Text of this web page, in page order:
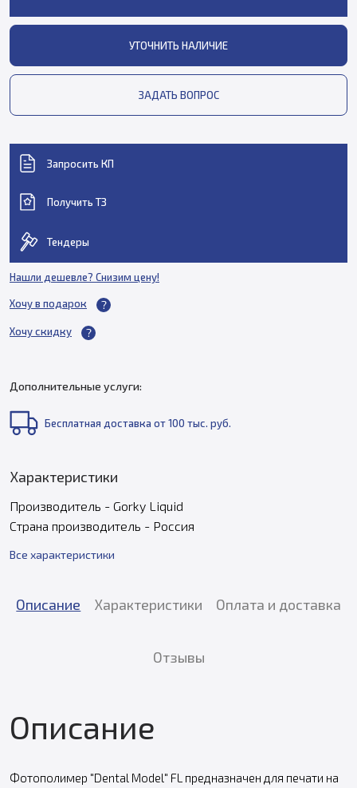
УТОЧНИТЬ НАЛИЧИЕ
ЗАДАТЬ ВОПРОС
Запросить КП
Получить ТЗ
Тендеры
Нашли дешевле? Снизим цену!
Хочу в подарок
Хочу скидку
Дополнительные услуги:
Бесплатная доставка от 100 тыс. руб.
Характеристики
Производитель - Gorky Liquid
Страна производитель - Россия
Все характеристики
Описание Характеристики Оплата и доставка
Отзывы
Описание
Фотополимер "Dental Model" FL предназначен для печати на